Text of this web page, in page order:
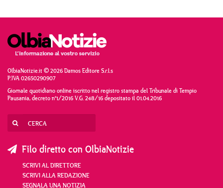
OlbiaNotizie.it © 2026 Damos Editore S.r.l.s
P.IVA 02650290907
Giornale quotidiano online iscritto nel registro stampa del Tribunale di Tempio
Pausania, decreto n°1/2016 V.G. 248/16 depositato il 01.04.2016
Filo diretto con OlbiaNotizie
SCRIVI AL DIRETTORE
SCRIVI ALLA REDAZIONE
SEGNALA UNA NOTIZIA